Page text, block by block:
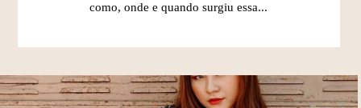
como, onde e quando surgiu essa...